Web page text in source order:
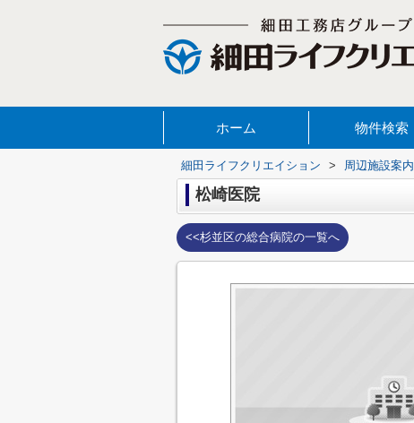
ホーム 物件検索
細田ライフクリエイション > 周辺施設案内
松崎医院
<<杉並区の総合病院の一覧へ